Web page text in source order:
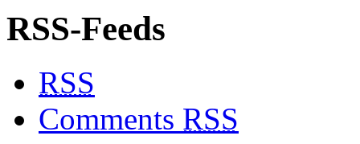
RSS-Feeds
RSS
Comments RSS